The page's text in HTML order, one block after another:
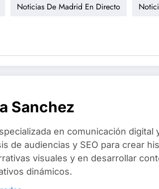
Noticias De Madrid En Directo
Sanchez
en comunicación
de audiencias y SEO para crear
visuales y en desarrollar
dinámicos.